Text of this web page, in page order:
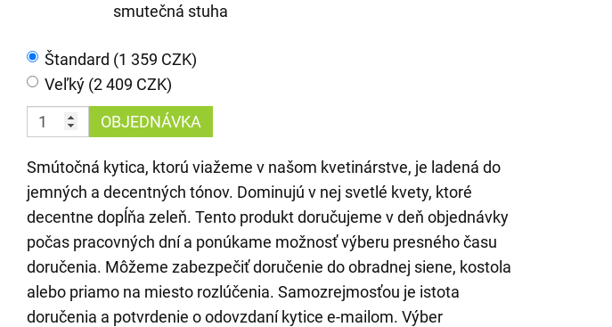
smutečná stuha
Štandard (1 359 CZK)
Veľký (2 409 CZK)
OBJEDNÁVKA
Smútočná kytica, ktorú viažeme v našom kvetinárstve, je ladená do
jemných a decentných tónov. Dominujú v nej svetlé kvety, ktoré
decentne dopĺňa zeleň. Tento produkt doručujeme v deň objednávky
počas pracovných dní a ponúkame možnosť výberu presného času
doručenia. Môžeme zabezpečiť doručenie do obradnej siene, kostola
alebo priamo na miesto rozlúčenia. Samozrejmosťou je istota
doručenia a potvrdenie o odovzdaní kytice e-mailom. Výber